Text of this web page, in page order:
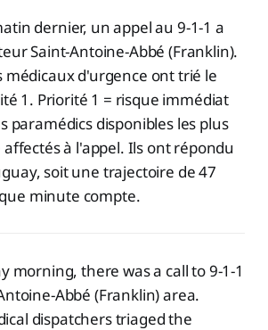
dernier, un appel au 9-1-1 a
Saint-Antoine-Abbé (Franklin).
médicaux d'urgence ont trié le
1. Priorité 1 = risque immédiat
paramédics disponibles les plus
à l'appel. Ils ont répondu
soit une trajectoire de 47
minute compte.
morning, there was a call to 9-1-1
Abbé (Franklin) area.
dispatchers triaged the